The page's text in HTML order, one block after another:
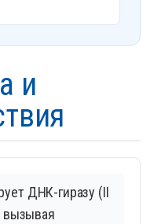
и
ДНК-гиразу (II
вызывая